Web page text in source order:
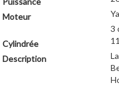
Moteur
3
Cylindrée
Description